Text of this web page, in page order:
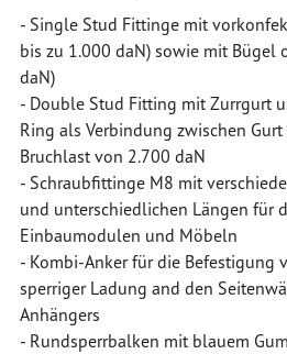
- Single Stud Fittinge mit
bis zu 1.000 daN) sowie mit Bügel
daN)
- Double Stud Fitting mit Zurrgurt
Ring als Verbindung zwischen
Bruchlast von 2.700 daN
- Schraubfittinge M8 mit
und unterschiedlichen Längen für
Einbaumodulen und Möbeln
- Kombi-Anker für die Befestigung
sperriger Ladung and den
Anhängers
- Rundsperrbalken mit blauem